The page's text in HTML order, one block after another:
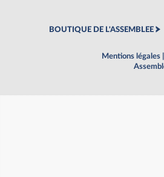
BOUTIQUE DE L'ASSEMBLEE
Mentions légales